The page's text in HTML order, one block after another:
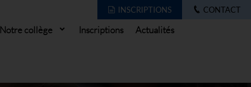
Notre collège Inscriptions
Actualités
INSCRIPTIONS CONTACT